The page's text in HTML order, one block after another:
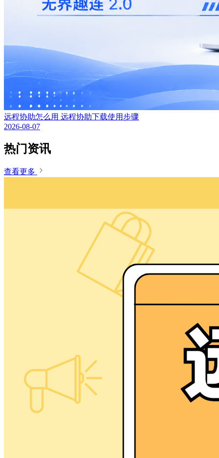
远程协助怎么用 远程协助下载使用步骤
2026-08-07
热门资讯
查看更多